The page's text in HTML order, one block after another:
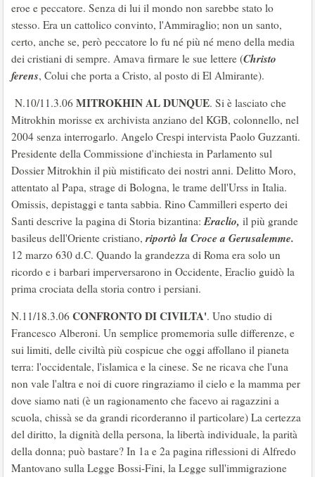
eroe e peccatore. Senza di lui il mondo non sarebbe stato lo
stesso. Era un cattolico convinto, l'Ammiraglio; non un santo,
certo, anche se, però peccatore lo fu né più né meno della media
dei cristiani di sempre. Amava firmare le sue lettere (Christo
ferens, Colui che porta a Cristo, al posto di El Almirante).
N.10/11.3.06 MITROKHIN AL DUNQUE. Si è lasciato che
Mitrokhin morisse ex archivista anziano del KGB, colonnello, nel
2004 senza interrogarlo. Angelo Crespi intervista Paolo Guzzanti.
Presidente della Commissione d'inchiesta in Parlamento sul
Dossier Mitrokhin il più mistificato dei nostri anni. Delitto Moro,
attentato al Papa, strage di Bologna, le trame dell'Urss in Italia.
Omissis, depistaggi e tanta sabbia. Rino Cammilleri esperto dei
Santi descrive la pagina di Storia bizantina:Eraclio, il più grande
basileus dell'Oriente cristiano,riportò la Croce a Gerusalemme.
12 marzo 630 d.C. Quando la grandezza di Roma era solo un
ricordo e i barbari imperversarono in Occidente, Eraclio guidò la
prima crociata della storia contro i persiani.
N.11/18.3.06 CONFRONTO DI CIVILTA'. Uno studio di
Francesco Alberoni. Un semplice promemoria sulle differenze, e
sui limiti, delle civiltà più cospicue che oggi affollano il pianeta
terra: l'occidentale, l'islamica e la cinese. Se ne ricava che l'una
non vale l'altra e noi di cuore ringraziamo il cielo e la mamma per
dove siamo nati (è un ragionamento che facevo ai ragazzini a
scuola, chissà se da grandi ricorderanno il particolare) La certezza
del diritto, la dignità della persona, la libertà individuale, la parità
della donna; può bastare? In 1a e 2a pagina riflessioni di Alfredo
Mantovano sulla Legge Bossi-Fini, la Legge sull'immigrazione